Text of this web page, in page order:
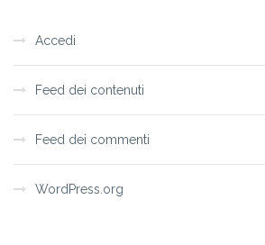
Accedi
Feed dei contenuti
Feed dei commenti
WordPress.org